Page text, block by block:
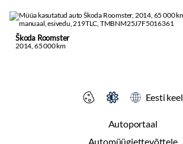
Škoda Roomster
2014, 65 000 km
Autoportaal
Automüügiettevõttele
Eesti keel